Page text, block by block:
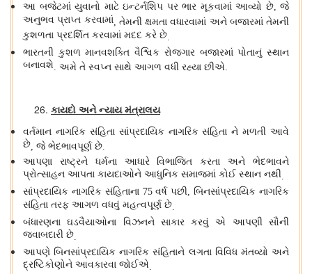
આ બજેટમાં યુવાનો માટે ઇન્ટર્નશિપ પર ભાર મૂકવામાં આવ્યો છે, જે
અનુભવ પ્રાપ્ત કરવામાં, તેમની ક્ષમતા વધારવામાં અને બજારમાં તેમની
કુશળતા પ્રદર્શિત કરવામાં મદદ કરે છે.
ભારતની કુશળ માનવશક્તિ વૈશ્વિક રોજગાર બજારમાં પોતાનું સ્થાન
બનાવશે. અમે તે સ્વપ્ન સાથે આગળ વધી રહ્યા છીએ.
કાયદો અને ન્યાય મંત્રાલય
વર્તમાન નાગરિક સંહિતા સાંપ્રદાયિક નાગરિક સંહિતા ને મળતી આવે
છે, જે ભેદભાવપૂર્ણ છે.
આપણા રાષ્ટ્રને ધર્મના આધારે વિભાજિત કરતા અને ભેદભાવને
પ્રોત્સાહન આપતા કાયદાઓને આધુનિક સમાજમાં કોઈ સ્થાન નથી.
સાંપ્રદાયિક નાગરિક સંહિતાના 75વર્ષ પછી, બિનસાંપ્રદાયિક નાગરિક
સંહિતા તરફ આગળ વધવું મહત્વપૂર્ણ છે.
બંધારણના ઘડવૈયાઓના વિઝનને સાકાર કરવું એ આપણી સૌની
જવાબદારી છે.
આપણે બિનસાંપ્રદાયિક નાગરિક સંહિતાને લગતા વિવિધ મંતવ્યો અને
દ્રષ્ટિકોણોને આવકારવા જોઈએ.